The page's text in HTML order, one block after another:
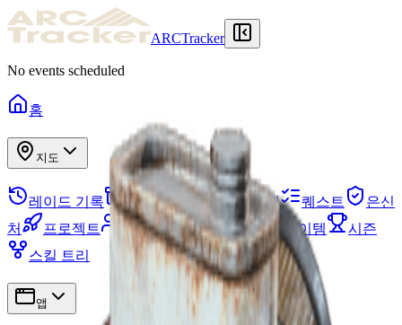
ARCTracker
No events scheduled
홈
지도
레이드 기록 보관함 필요한 아이템 퀘스트
은신
처
프로젝트 스쿼드 지도 이벤트 아이템
시즌
스킬 트리
앱